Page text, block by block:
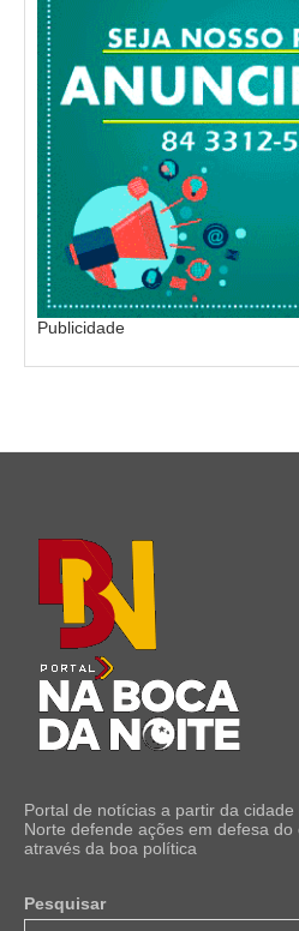
Publicidade
Portal de notícias a partir da
Norte defende ações em defesa
através da boa política
Pesquisar